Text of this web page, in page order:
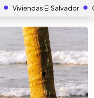
Viviendas El Salvador